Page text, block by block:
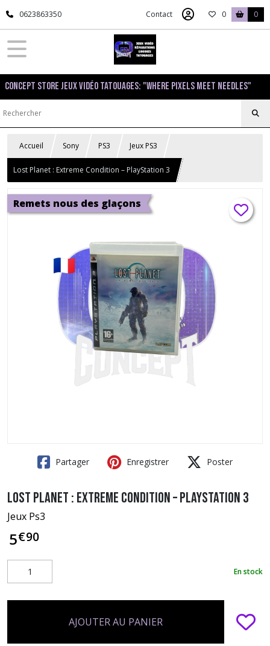
0623863350 Contact 0 0
Concept Store Jeux Vidéo Tatouages: "Where pixels meet needles"
Accueil Sony PS3 Jeux PS3
Lost Planet : Extreme Condition – PlayStation 3
Remets nous des glaçons
Partager Enregistrer Poster
Lost Planet : Extreme Condition – PlayStation 3
Jeux Ps3
5€90
En stock
AJOUTER AU PANIER